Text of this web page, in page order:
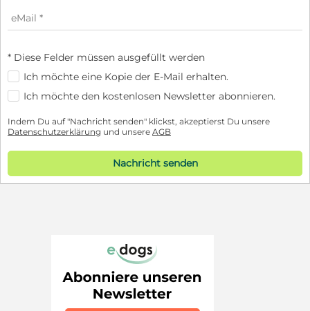
* Diese Felder müssen ausgefüllt werden
Ich möchte eine Kopie der E-Mail erhalten.
Ich möchte den kostenlosen Newsletter abonnieren.
Indem Du auf "Nachricht senden" klickst, akzeptierst Du unsere
Datenschutzerklärung und unsere AGB
Nachricht senden